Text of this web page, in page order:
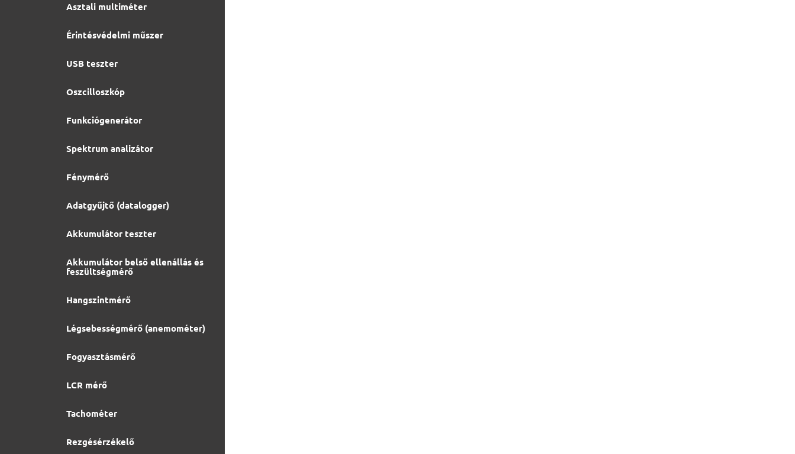
Asztali multiméter
Érintésvédelmi műszer
USB teszter
Oszcilloszkóp
Funkciógenerátor
Spektrum analizátor
Fénymérő
Adatgyűjtő (datalogger)
Akkumulátor teszter
Akkumulátor belső ellenállás és
feszültségmérő
Hangszintmérő
Légsebességmérő (anemométer)
Fogyasztásmérő
LCR mérő
Tachométer
Rezgésérzékelő